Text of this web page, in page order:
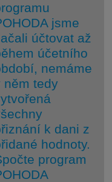
jsme
účtovat až
účetního
nemáme
něm tedy
k dani z
hodnoty.
program